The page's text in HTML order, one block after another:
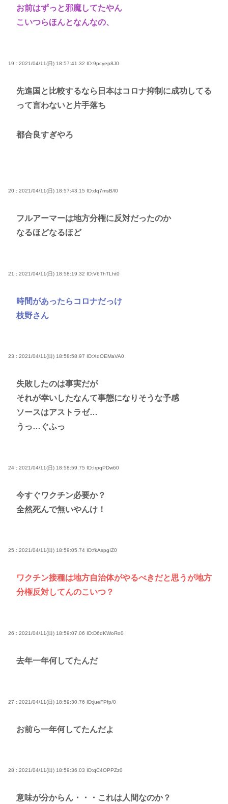
お前はずっと邪魔してたやん
こいつらほんとなんなの、
19 : 2021/04/11(日) 18:57:41.32 ID:9pcyep8J0
先進国と比較するなら日本はコロナ抑制に成功してる
って言わないと片手落ち
都合良すぎやろ
20 : 2021/04/11(日) 18:57:43.15 ID:dq7msB/l0
フルアーマーは地方分権に反対だったのか
なるほどなるほど
21 : 2021/04/11(日) 18:58:19.32 ID:V6ThTLht0
時間があったらコロナだっけ
枝野さん
23 : 2021/04/11(日) 18:58:58.97 ID:XdOEMaVA0
失敗したのは事実だが
それが幸いしたなんて事態になりそうな予感
ソースはアストラゼ…
うっ…ぐふっ
24 : 2021/04/11(日) 18:58:59.75 ID:IrpqPDw60
今すぐワクチン必要か？
全然死んで無いやんけ！
25 : 2021/04/11(日) 18:59:05.74 ID:fkAspgIZ0
ワクチン接種は地方自治体がやるべきだと思うが地方
分権反対してんのこいつ？
26 : 2021/04/11(日) 18:59:07.06 ID:D6dKWoRo0
去年一年何してたんだ
27 : 2021/04/11(日) 18:59:30.76 ID:jueFPfp/0
お前ら一年何してたんだよ
28 : 2021/04/11(日) 18:59:36.03 ID:qC4OPPZz0
意味が分からん・・・これは人間なのか？